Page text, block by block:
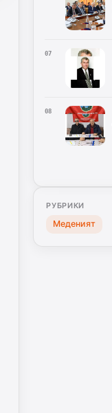
07
08
РУБРИКИ
Меденият